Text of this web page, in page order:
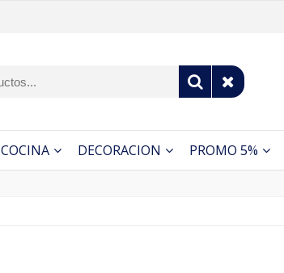
COCINA DECORACION PROMO 5%